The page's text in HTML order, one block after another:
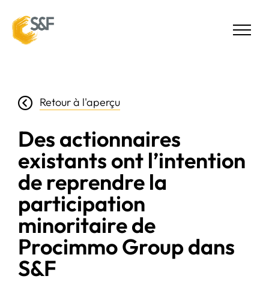
Retour à l'aperçu
Des actionnaires
existants ont l’intention
de reprendre la
participation
minoritaire de
Procimmo Group dans
S&F